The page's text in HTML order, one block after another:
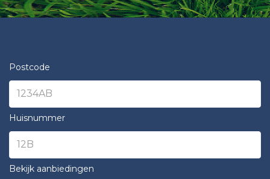
Postcode
Huisnummer
Bekijk aanbiedingen